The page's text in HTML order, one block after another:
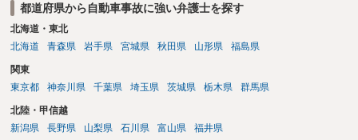
都道府県から自動車事故に強い弁護士を探す
北海道・東北
北海道
青森県 岩手県 宮城県 秋田県 山形県 福島県
関東
東京都
神奈川県 千葉県 埼玉県 茨城県 栃木県 群馬県
北陸・甲信越
新潟県
長野県 山梨県 石川県 富山県 福井県